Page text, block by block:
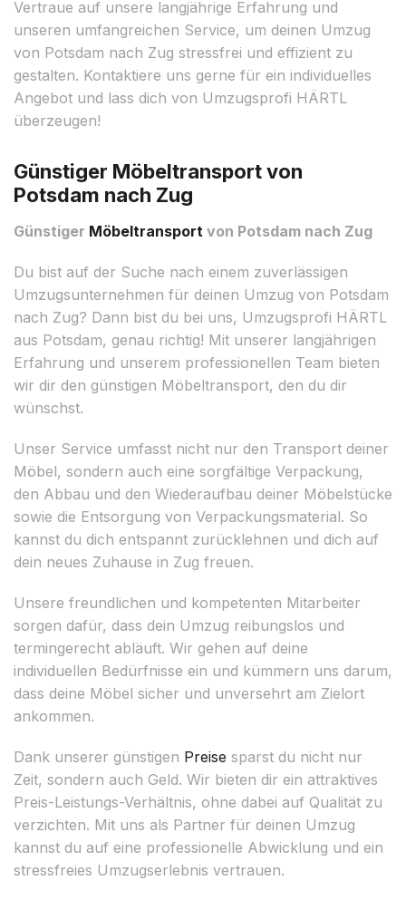
Vertraue auf unsere langjährige Erfahrung und
unseren umfangreichen Service, um deinen Umzug
von Potsdam nach Zug stressfrei und effizient zu
gestalten. Kontaktiere uns gerne für ein individuelles
Angebot und lass dich von Umzugsprofi HÄRTL
überzeugen!
Günstiger Möbeltransport von
Potsdam nach Zug
Günstiger Möbeltransport von Potsdam nach Zug
Du bist auf der Suche nach einem zuverlässigen
Umzugsunternehmen für deinen Umzug von Potsdam
nach Zug? Dann bist du bei uns, Umzugsprofi HÄRTL
aus Potsdam, genau richtig! Mit unserer langjährigen
Erfahrung und unserem professionellen Team bieten
wir dir den günstigen Möbeltransport, den du dir
wünschst.
Unser Service umfasst nicht nur den Transport deiner
Möbel, sondern auch eine sorgfältige Verpackung,
den Abbau und den Wiederaufbau deiner Möbelstücke
sowie die Entsorgung von Verpackungsmaterial. So
kannst du dich entspannt zurücklehnen und dich auf
dein neues Zuhause in Zug freuen.
Unsere freundlichen und kompetenten Mitarbeiter
sorgen dafür, dass dein Umzug reibungslos und
termingerecht abläuft. Wir gehen auf deine
individuellen Bedürfnisse ein und kümmern uns darum,
dass deine Möbel sicher und unversehrt am Zielort
ankommen.
Dank unserer günstigen Preise sparst du nicht nur
Zeit, sondern auch Geld. Wir bieten dir ein attraktives
Preis-Leistungs-Verhältnis, ohne dabei auf Qualität zu
verzichten. Mit uns als Partner für deinen Umzug
kannst du auf eine professionelle Abwicklung und ein
stressfreies Umzugserlebnis vertrauen.